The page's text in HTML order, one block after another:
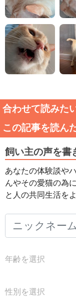
合わせて読みた
この記事を読ん
飼い主の声を書
あなたの体験談や
んやその愛猫の為
と人の共同生活を
年齢を選択
性別を選択